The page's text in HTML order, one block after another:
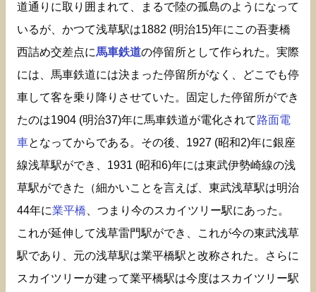
道通りに取り囲まれて、まるで陸の孤島のようになって
いるが、かつて浅草駅は1882 (明治15)年にこの吾妻橋
西詰め交差点に馬車鉄道の停留所として作られた。実際
には、馬車鉄道には決まった停留所がなく、どこでも停
車して客を乗り降りさせていた。固定した停留所ができ
たのは1904 (明治37)年に馬車鉄道が電化されて路面電
車となってからである。その後、1927 (昭和2)年に銀座
線浅草駅ができ、1931 (昭和6)年には東武伊勢崎線の浅
草駅ができた（細かいことを言えば、東武浅草駅は明治
44年に業平橋 、つまり今のスカイツリー駅にあった。
これが延伸して浅草雷門駅ができ、これが今の東武浅草
駅であり、元の浅草駅は業平橋駅と改称された。さらに
スカイツリーが建って業平橋駅は今度はスカイツリー駅